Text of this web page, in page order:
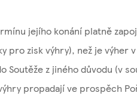
jejího konání platně
pro zisk výhry), než je výher
Soutěže z jiného důvodu (v
propadají ve prospěch